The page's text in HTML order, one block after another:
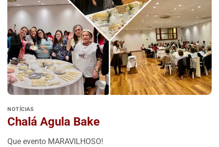
NOTÍCIAS
Chalá Agula Bake
Que evento MARAVILHOSO!